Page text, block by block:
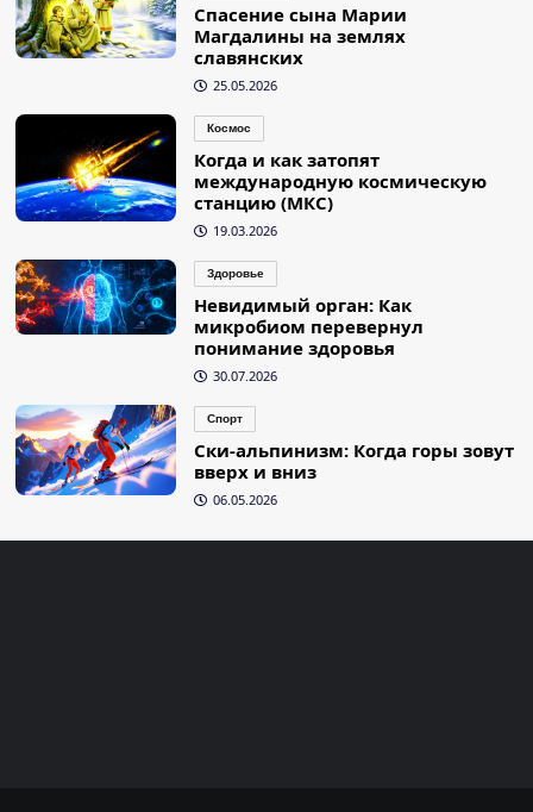
Спасение сына Марии
Магдалины на землях
славянских
25.05.2026
Космос
Когда и как затопят
международную космическую
станцию (МКС)
19.03.2026
Здоровье
Невидимый орган: Как
микробиом перевернул
понимание здоровья
30.07.2026
Спорт
Ски-альпинизм: Когда горы зовут
вверх и вниз
06.05.2026